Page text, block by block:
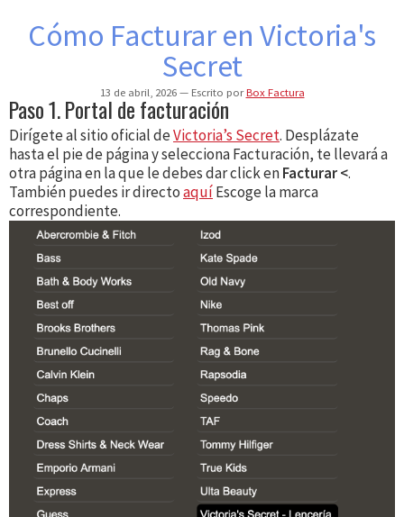
Cómo Facturar en Victoria's
Secret
13 de abril, 2026 Escrito porBox Factura
Paso 1. Portal de facturación
Dirígete al sitio oficial deVictoria’s Secret. Desplázate
hasta el pie de página y selecciona Facturación, te llevará a
otra página en la que le debes dar click enFacturar <.
También puedes ir directoaquíEscoge la marca
correspondiente.